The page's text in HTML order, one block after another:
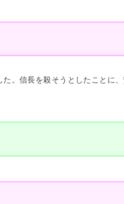
。信長を殺そうとしたことに